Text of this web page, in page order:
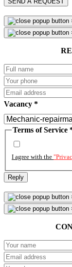
Vacancy *
Terms of Service
I agree with the
Reply